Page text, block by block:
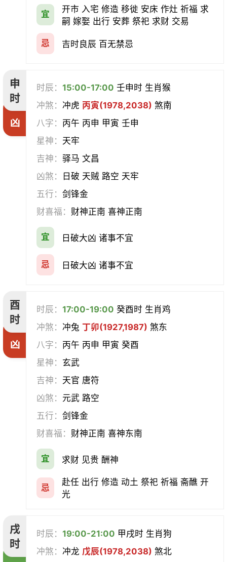
宜
开市 入宅 修造 移徙 安床 作灶 祈福 求
嗣 嫁娶 出行 安葬 祭祀 求财 交易
忌 吉时良辰 百无禁忌
申
时
凶
时辰：15:00-17:00 壬申时 生肖猴
冲煞：冲虎 丙寅(1978,2038) 煞南
八字： 丙午 丙申 甲寅 壬申
星神： 天牢
吉神：驿马 文昌
凶煞：
日破 天贼 路空 天牢
五行：剑锋金
财喜福： 财神正南 喜神正南
宜 日破大凶 诸事不宜
忌 日破大凶 诸事不宜
酉
时
凶
时辰：17:00-19:00 癸酉时 生肖鸡
冲煞：冲兔 丁卯(1927,1987) 煞东
八字： 丙午 丙申 甲寅 癸酉
星神： 玄武
吉神： 天官 唐符
凶煞： 元武 路空
五行：剑锋金
财喜福： 财神正南 喜神东南
宜 求财 见贵 酬神
忌
赴任 出行 修造 动土 祭祀 祈福 斋醮 开
光
戌
时
时辰：19:00-21:00 甲戌时 生肖狗
冲煞：冲龙 戊辰(1978,2038) 煞北